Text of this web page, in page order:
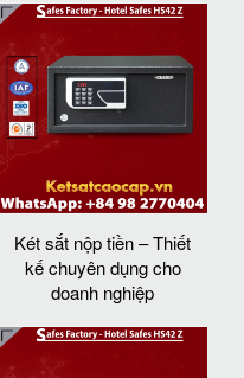
Két sắt nộp tiền – Thiết
kế chuyên dụng cho
doanh nghiệp